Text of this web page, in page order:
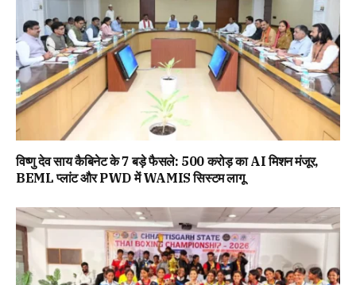
विष्णु देव साय कैबिनेट के 7 बड़े फैसले: 500 करोड़ का AI मिशन मंजूर,
BEML प्लांट और PWD में WAMIS सिस्टम लागू